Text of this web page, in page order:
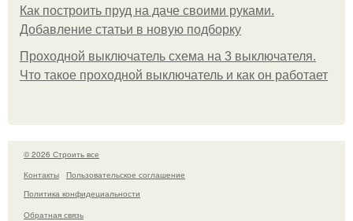
Как построить пруд на даче своими руками.
Добавление статьи в новую подборку
Проходной выключатель схема на 3 выключателя.
Что такое проходной выключатель и как он работает
© 2026 Строить все
Контакты
Пользовательское соглашение
Политика конфидециальности
Обратная связь